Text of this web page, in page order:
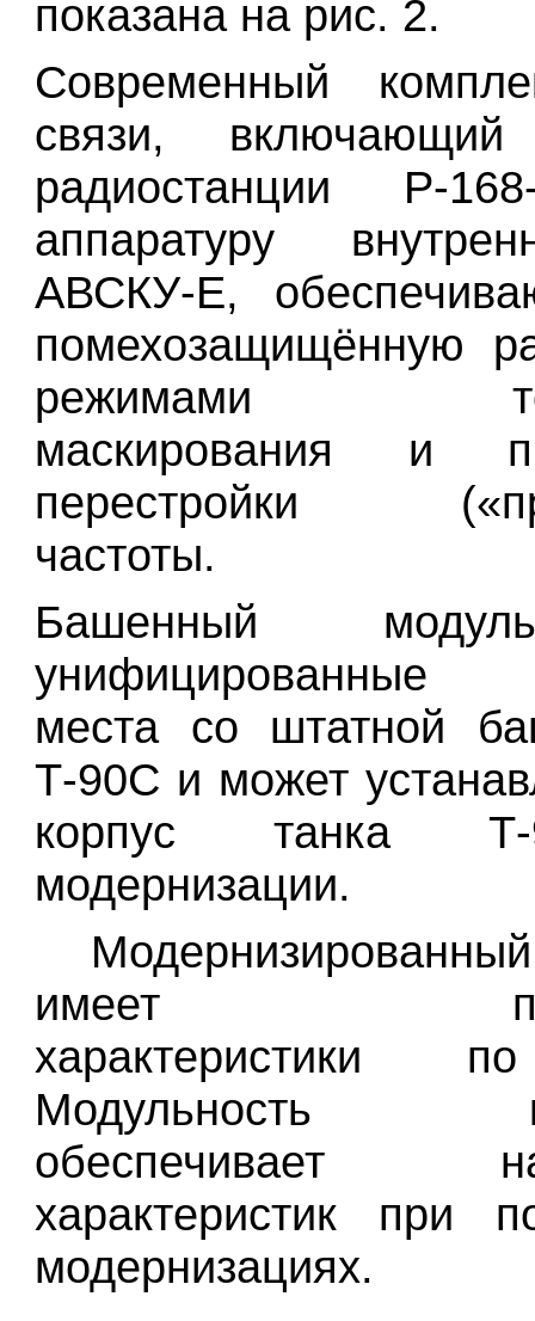
показана на рис. 2.
Современный
связи,
радиостанции Р-
аппаратуру
АВСКУ-Е,
помехозащищённую
режимами
маскирования и
перестройки
частоты.
Башенный
унифицированные
места со штатной
Т-90С и может
корпус танка
модернизации.
имеет
характеристики
Модульность
обеспечивает
характеристик при
модернизациях.